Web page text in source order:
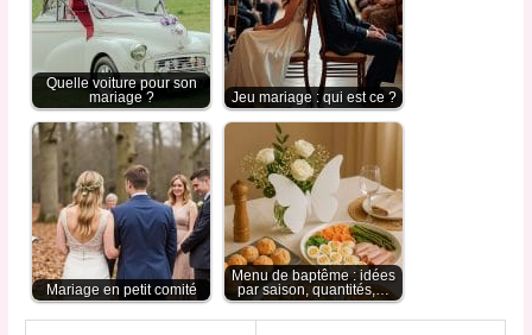
Quelle voiture pour son
mariage ?
Jeu mariage : qui est ce ?
Mariage en petit comité
Menu de baptême : idées
par saison, quantités,…